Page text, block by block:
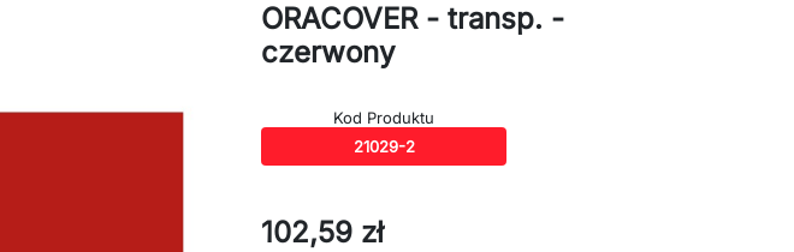
ORACOVER - transp. -
czerwony
Kod Produktu
21029-2
102,59 zł